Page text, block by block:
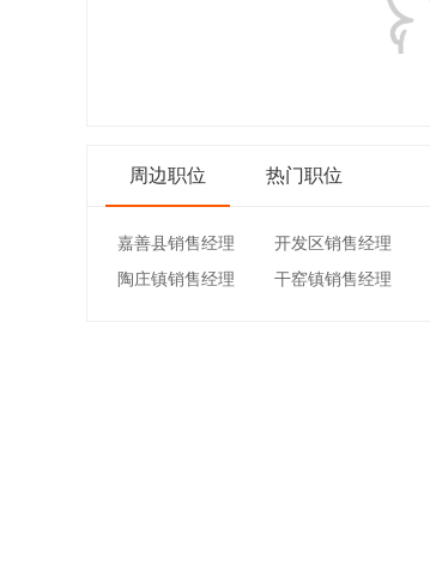
周边职位 热门职位
嘉善县销售经理 开发区销售经理
陶庄镇销售经理
干窑镇销售经理